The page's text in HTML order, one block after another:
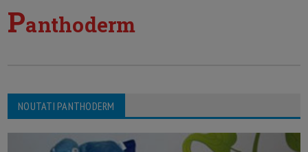
Panthoderm
NOUTATI PANTHODERM